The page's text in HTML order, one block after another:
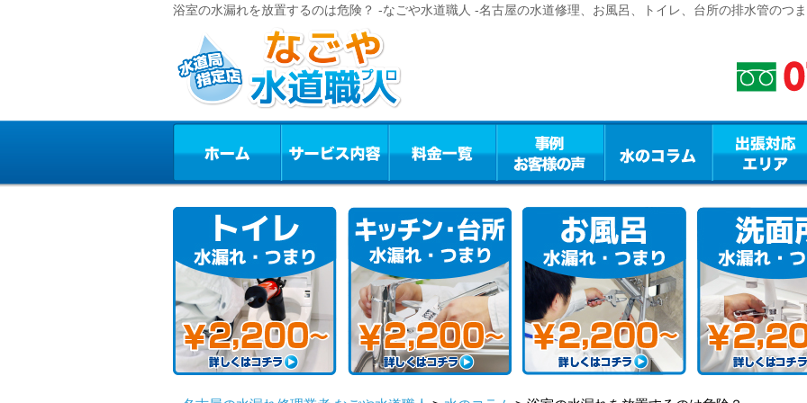
浴室の水漏れを放置するのは危険？ -なごや水道職人 -名古屋の水道修理、お風呂、トイレ、台所の排水管のつ